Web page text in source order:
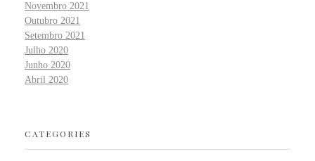
Novembro 2021
Outubro 2021
Setembro 2021
Julho 2020
Junho 2020
Abril 2020
CATEGORIES